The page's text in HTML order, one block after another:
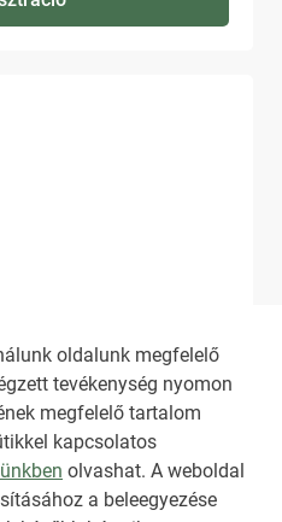
oldalunk megfelelő
tevékenység nyomon
megfelelő tartalom
kapcsolatos
olvashat. A weboldal
a beleegyezése
ahirado.hu